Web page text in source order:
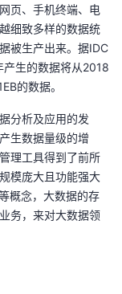
页、手机终端、电
细致多样的数据统
被生产出来。据IDC
生的数据将从2018
的数据。
分析及应用的发
生数据量级的增
理工具得到了前所
模庞大且功能强大
概念，大数据的存
务，来对大数据领